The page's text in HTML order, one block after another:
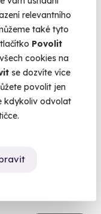
relevantního
také tyto
Povolit
cookies na
se dozvíte více
povolit jen
kdykoliv odvolat